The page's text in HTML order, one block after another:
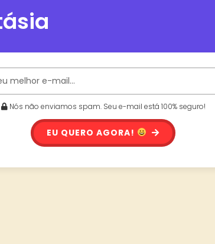
Nós não enviamos spam. Seu e-mail está 100% seguro!
EU QUERO AGORA!